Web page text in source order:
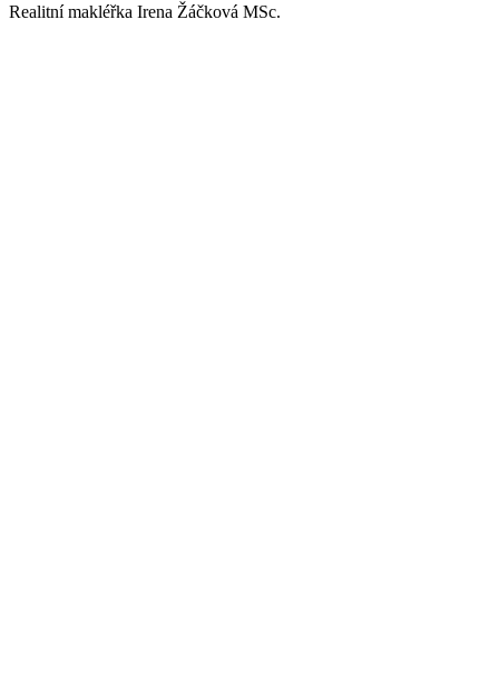
Realitní makléřka Irena Žáčková MSc.